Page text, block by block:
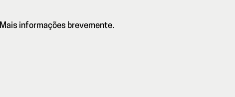
Mais informações brevemente.